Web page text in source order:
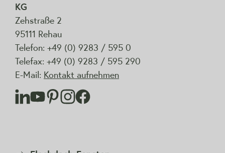
KG
Zehstraße 2
95111 Rehau
Telefon: +49 (0) 9283 / 595 0
Telefax: +49 (0) 9283 / 595 290
E-Mail: Kontakt aufnehmen